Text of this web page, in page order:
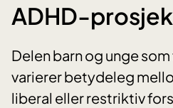
ADHD-
Delen barn og unge
varierer betydeleg
liberal eller restriktiv